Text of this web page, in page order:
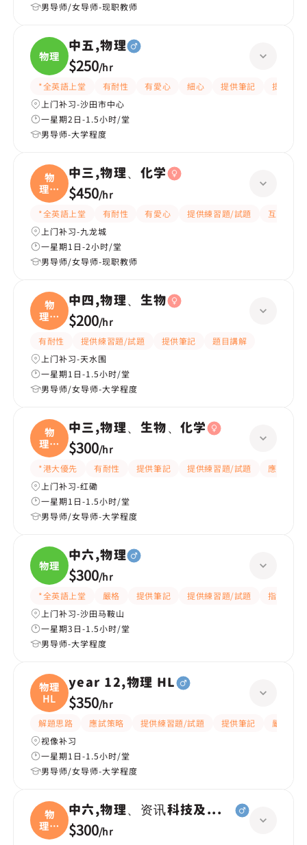
男导师/女导师-现职教师
物理
中五,物理
$250/hr
*全英語上堂 有耐性 有愛心 細心 提供筆記
提供練
上门补习-沙田市中心
一星期2日-1.5小时/堂
男导师-大学程度
物
理、
化学
中三,物理、化学
$450/hr
*全英語上堂 有耐性 有愛心 提供練習題/試題
互動教學
上门补习-九龙城
一星期1日-2小时/堂
男导师/女导师-现职教师
物
理、
生物
中四,物理、生物
$200/hr
有耐性 提供練習題/試題 提供筆記
題目講解
上门补习-天水围
一星期1日-1.5小时/堂
男导师/女导师-大学程度
物
理、
生物
中三,物理、生物、化学
$300/hr
*港大優先 有耐性 提供筆記 提供練習題/試題
應試策略
上门补习-红磡
一星期1日-1.5小时/堂
男导师/女导师-大学程度
物理
中六,物理
$300/hr
*全英語上堂 嚴格 提供筆記 提供練習題/試題
指導功課
上门补习-沙田马鞍山
一星期3日-1.5小时/堂
男导师-大学程度
物理
HL
year 12,物理 HL
$350/hr
解題思路 應試策略 提供練習題/試題 提供筆記 嚴格
视像补习
一星期1日-1.5小时/堂
男导师/女导师-大学程度
物
理、
资讯
中六,物理、资讯科技及通信（ICT）、
$300/hr